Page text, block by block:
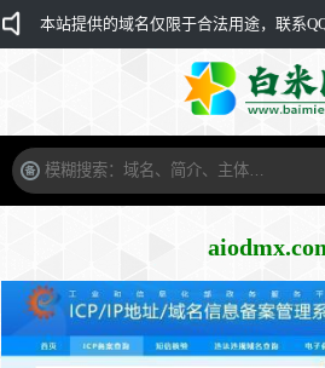
本站提供的域名仅限于合法用途，联系